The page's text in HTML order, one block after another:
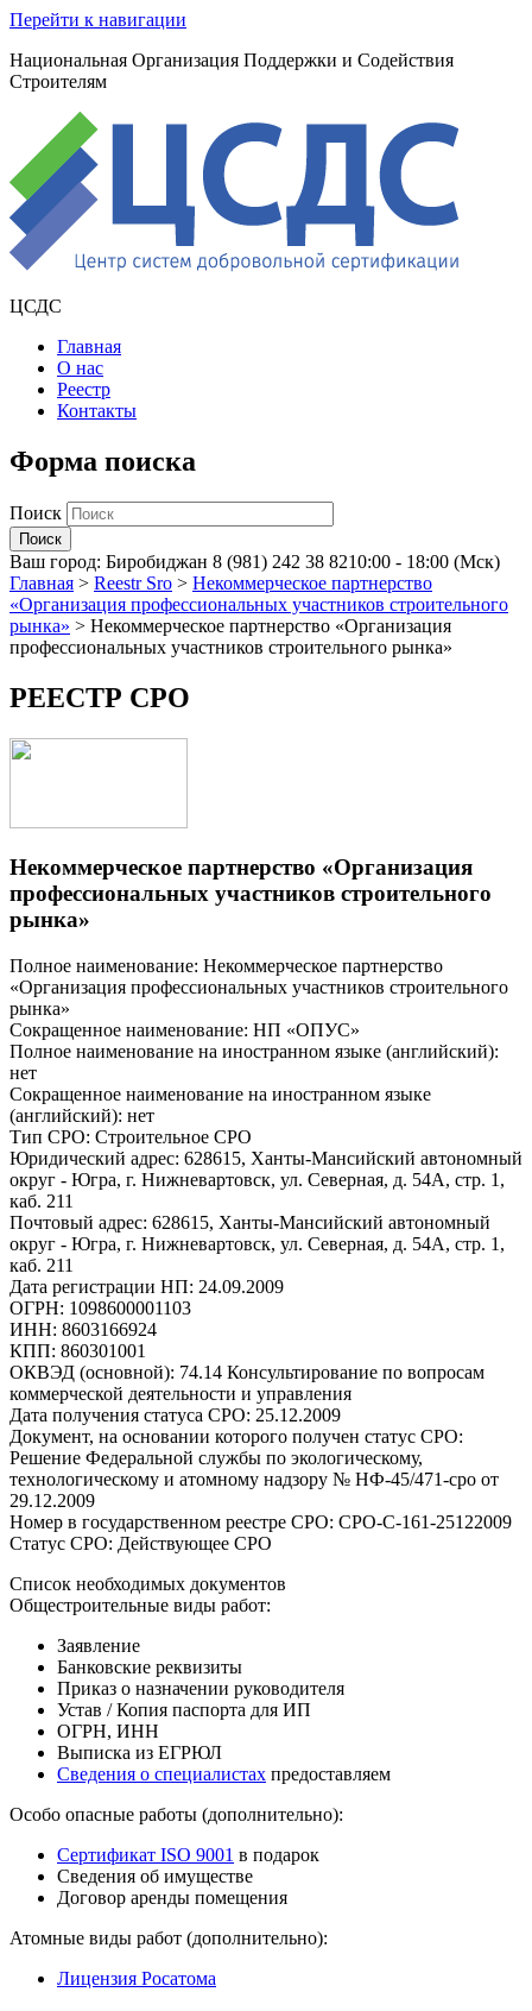
Перейти к навигации
Национальная Организация Поддержки и Содействия
Строителям
ЦСДС
Главная
О нас
Реестр
Контакты
Форма поиска
Поиск
Ваш город: Биробиджан 8 (981) 242 38 8210:00 - 18:00 (Мск)
Главная > Reestr Sro > Некоммерческое партнерство
«Организация профессиональных участников строительного
рынка» > Некоммерческое партнерство «Организация
профессиональных участников строительного рынка»
РЕЕСТР СРО
Некоммерческое партнерство «Организация
профессиональных участников строительного
рынка»
Полное наименование: Некоммерческое партнерство
«Организация профессиональных участников строительного
рынка»
Сокращенное наименование: НП «ОПУС»
Полное наименование на иностранном языке (английский):
нет
Сокращенное наименование на иностранном языке
(английский): нет
Тип СРО: Строительное СРО
Юридический адрес: 628615, Ханты-Мансийский автономный
округ - Югра, г. Нижневартовск, ул. Северная, д. 54А, стр. 1,
каб. 211
Почтовый адрес: 628615, Ханты-Мансийский автономный
округ - Югра, г. Нижневартовск, ул. Северная, д. 54А, стр. 1,
каб. 211
Дата регистрации НП: 24.09.2009
ОГРН: 1098600001103
ИНН: 8603166924
КПП: 860301001
ОКВЭД (основной): 74.14 Консультирование по вопросам
коммерческой деятельности и управления
Дата получения статуса СРО: 25.12.2009
Документ, на основании которого получен статус СРО:
Решение Федеральной службы по экологическому,
технологическому и атомному надзору № НФ-45/471-сро от
29.12.2009
Номер в государственном реестре СРО: СРО-С-161-25122009
Статус СРО: Действующее СРО
Список необходимых документов
Общестроительные виды работ:
Заявление
Банковские реквизиты
Приказ о назначении руководителя
Устав / Копия паспорта для ИП
ОГРН, ИНН
Выписка из ЕГРЮЛ
Сведения о специалистах предоставляем
Особо опасные работы (дополнительно):
Сертификат ISO 9001 в подарок
Сведения об имуществе
Договор аренды помещения
Атомные виды работ (дополнительно):
Лицензия Росатома